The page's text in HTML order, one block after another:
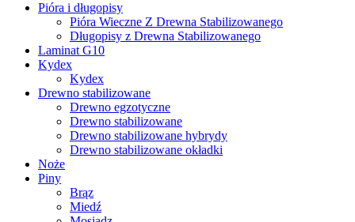
Pióra i długopisy
Pióra Wieczne Z Drewna Stabilizowanego
Długopisy z Drewna Stabilizowanego
Laminat G10
Kydex
Kydex
Drewno stabilizowane
Drewno egzotyczne
Drewno stabilizowane
Drewno stabilizowane hybrydy
Drewno stabilizowane okładki
Noże
Piny
Brąz
Miedź